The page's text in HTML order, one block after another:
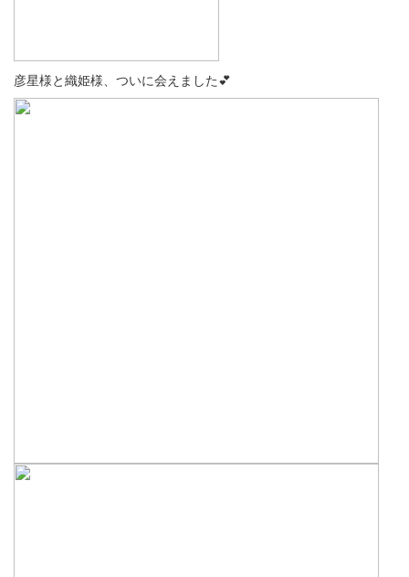
彦星様と織姫様、ついに会えました💕